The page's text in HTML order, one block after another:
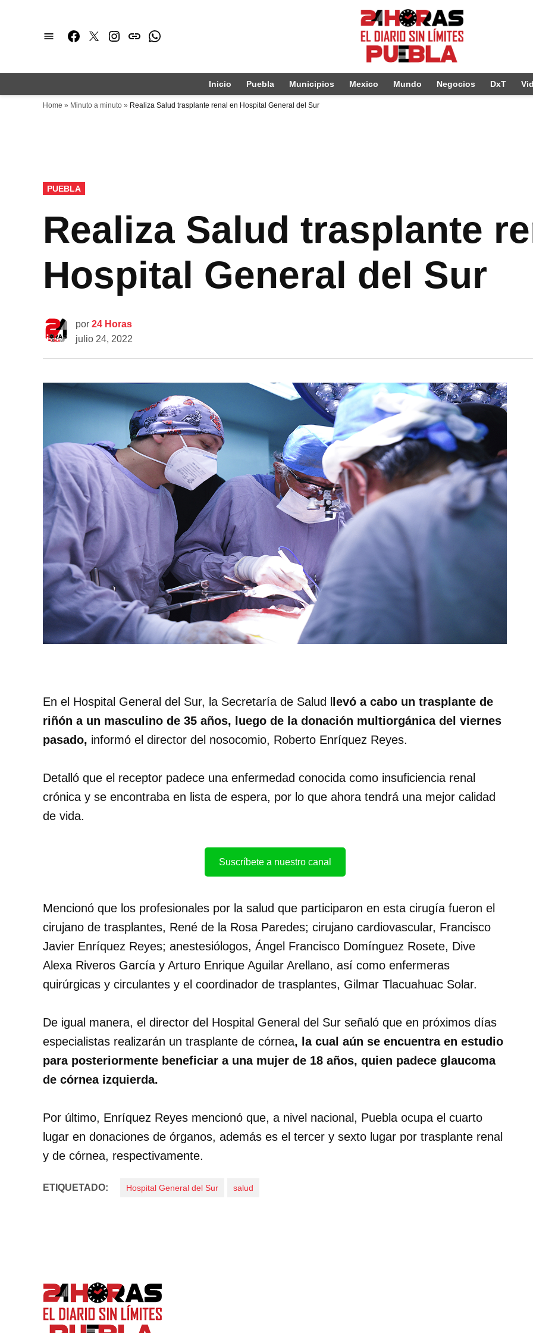
Facebook
TwitterInstagram
issuuWhatsapp
Inicio Puebla Municipios Mexico Mundo Negocios DxT
Home » Minuto a minuto » Realiza Salud trasplante renal en Hospital General del Sur
PUBLICADO
EN
PUEBLA
Realiza Salud trasplante
Hospital General del Sur
por 24 Horas
julio 24, 2022
En el Hospital General del Sur, la Secretaría de Salud l
levó a cabo un trasplante de
riñón a un masculino de 35 años, luego de la donación multiorgánica del viernes
pasado, informó el director del nosocomio, Roberto Enríquez Reyes.
Detalló que el receptor padece una enfermedad conocida como insuficiencia renal
crónica y se encontraba en lista de espera, por lo que ahora tendrá una mejor calidad
de vida.
Suscríbete a nuestro canal
Mencionó que los profesionales por la salud que participaron en esta cirugía fueron el
cirujano de trasplantes, René de la Rosa Paredes; cirujano cardiovascular, Francisco
Javier Enríquez Reyes; anestesiólogos, Ángel Francisco Domínguez Rosete, Dive
Alexa Riveros García y Arturo Enrique Aguilar Arellano, así como enfermeras
quirúrgicas y circulantes y el coordinador de trasplantes, Gilmar Tlacuahuac Solar.
De igual manera, el director del Hospital General del Sur señaló que en próximos días
especialistas realizarán un trasplante de córnea, la cual aún se encuentra en estudio
para posteriormente beneficiar a una mujer de 18 años, quien padece glaucoma
de córnea izquierda.
Por último, Enríquez Reyes mencionó que, a nivel nacional, Puebla ocupa el cuarto
lugar en donaciones de órganos, además es el tercer y sexto lugar por trasplante renal
y de córnea, respectivamente.
ETIQUETADO: Hospital General del Sur salud